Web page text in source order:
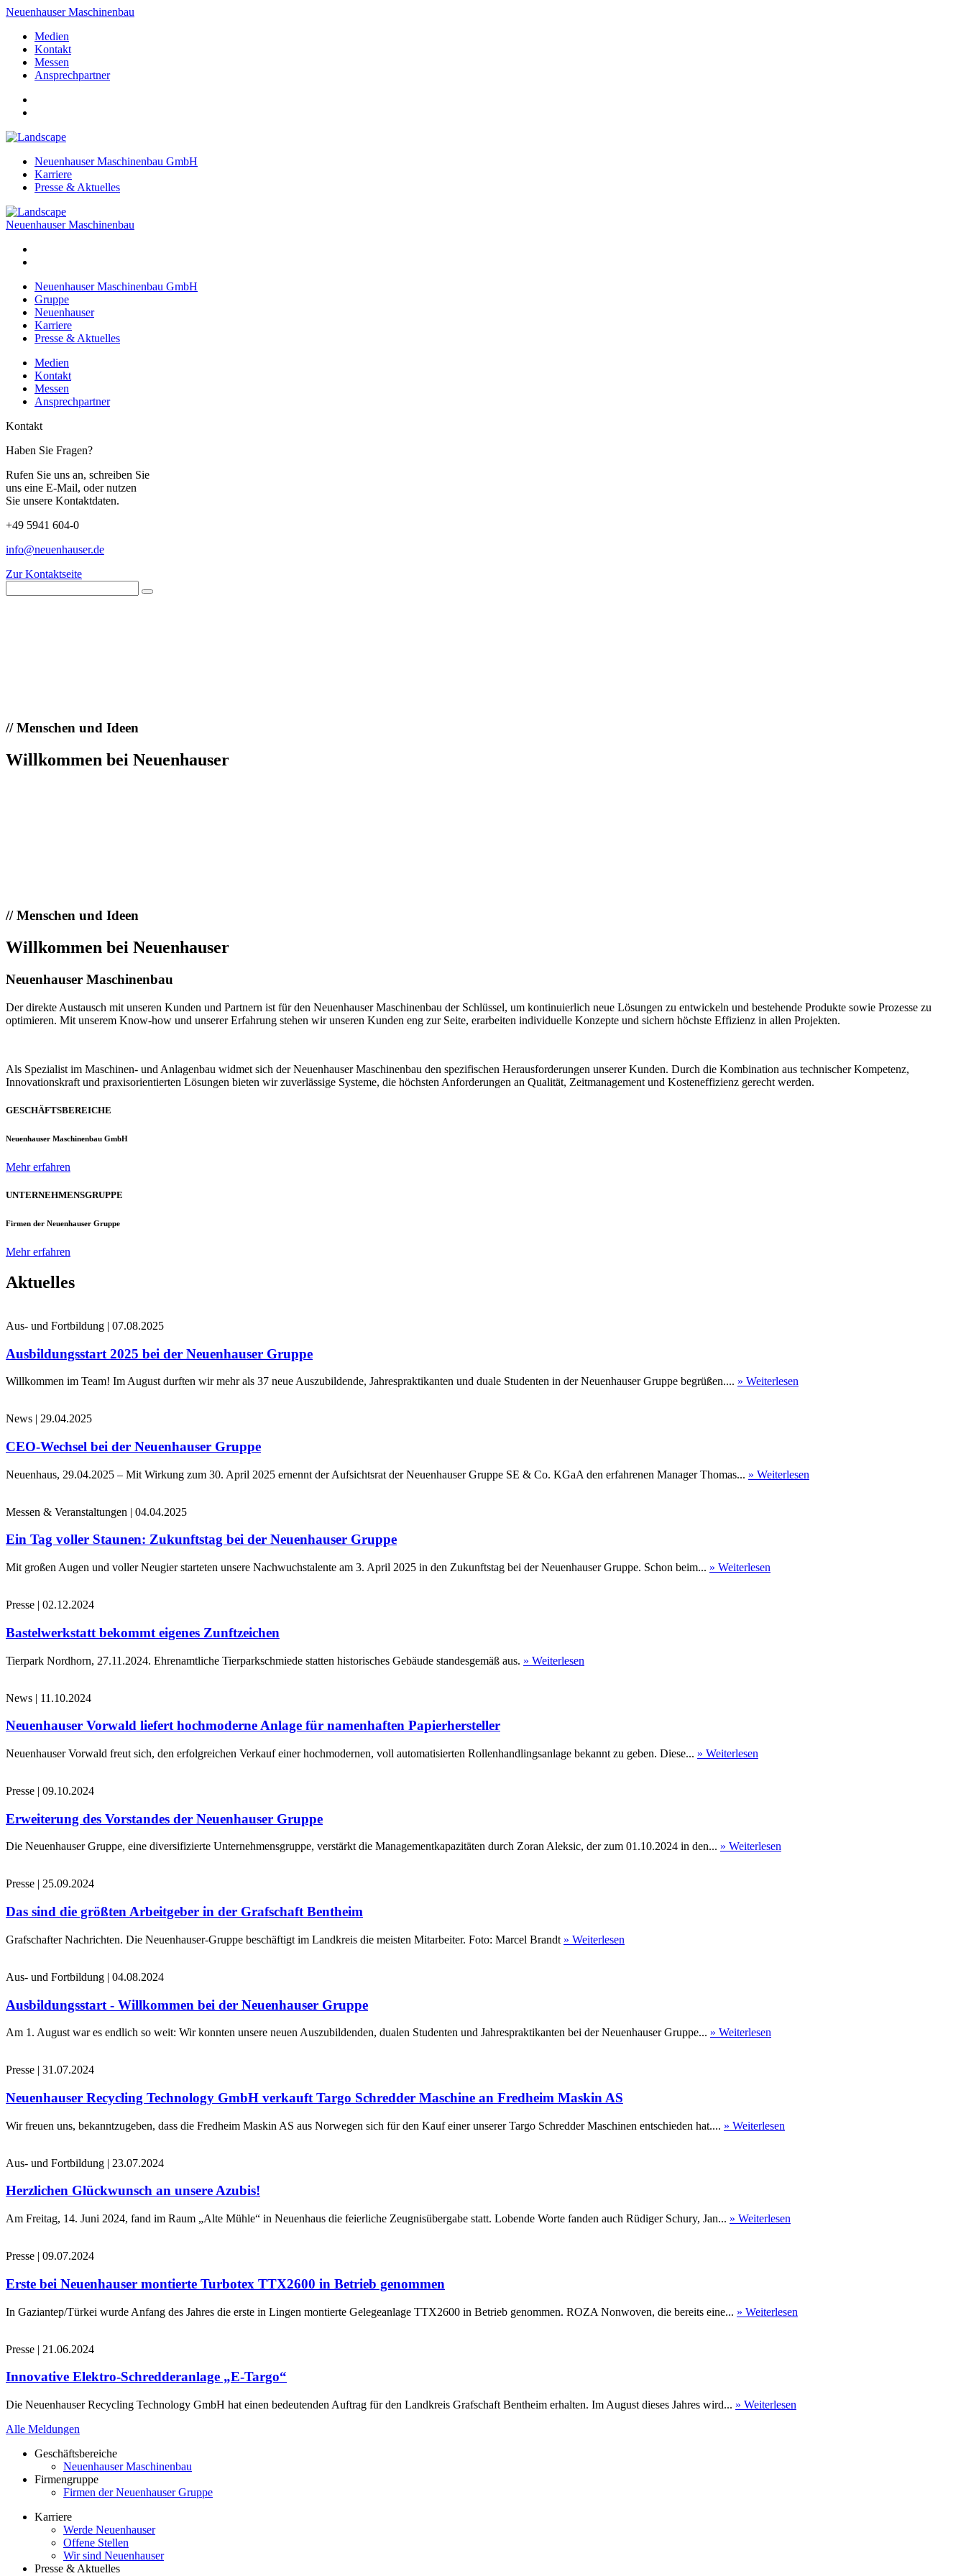
Neuenhauser Maschinenbau
Medien
Kontakt
Messen
Ansprechpartner
Neuenhauser Maschinenbau GmbH
Karriere
Presse & Aktuelles
Neuenhauser Maschinenbau
Neuenhauser Maschinenbau GmbH
Gruppe
Neuenhauser
Karriere
Presse & Aktuelles
Medien
Kontakt
Messen
Ansprechpartner
Kontakt
Haben Sie Fragen?
Rufen Sie uns an, schreiben Sie
uns eine E-Mail, oder nutzen
Sie unsere Kontaktdaten.
+49 5941 604-0
info@neuenhauser.de
Zur Kontaktseite
//Menschen und Ideen
Willkommen bei Neuenhauser
//Menschen und Ideen
Willkommen bei Neuenhauser
Neuenhauser Maschinenbau
Der direkte Austausch mit unseren Kunden und Partnern ist für den Neuenhauser Maschinenbau der Schlüssel, um kontinuierlich neue Lösungen zu entwickeln und bestehende Produkte sowie Prozesse zu
optimieren. Mit unserem Know-how und unserer Erfahrung stehen wir unseren Kunden eng zur Seite, erarbeiten individuelle Konzepte und sichern höchste Effizienz in allen Projekten.
Als Spezialist im Maschinen- und Anlagenbau widmet sich der Neuenhauser Maschinenbau den spezifischen Herausforderungen unserer Kunden. Durch die Kombination aus technischer Kompetenz,
Innovationskraft und praxisorientierten Lösungen bieten wir zuverlässige Systeme, die höchsten Anforderungen an Qualität, Zeitmanagement und Kosteneffizienz gerecht werden.
GESCHÄFTSBEREICHE
Neuenhauser Maschinenbau GmbH
Mehr erfahren
UNTERNEHMENSGRUPPE
Firmen der Neuenhauser Gruppe
Mehr erfahren
Aktuelles
Aus- und Fortbildung | 07.08.2025
Ausbildungsstart 2025 bei der Neuenhauser Gruppe
Willkommen im Team! Im August durften wir mehr als 37 neue Auszubildende, Jahrespraktikanten und duale Studenten in der Neuenhauser Gruppe begrüßen.... » Weiterlesen
News | 29.04.2025
CEO-Wechsel bei der Neuenhauser Gruppe
Neuenhaus, 29.04.2025 – Mit Wirkung zum 30. April 2025 ernennt der Aufsichtsrat der Neuenhauser Gruppe SE & Co. KGaA den erfahrenen Manager Thomas... » Weiterlesen
Messen & Veranstaltungen | 04.04.2025
Ein Tag voller Staunen: Zukunftstag bei der Neuenhauser Gruppe
Mit großen Augen und voller Neugier starteten unsere Nachwuchstalente am 3. April 2025 in den Zukunftstag bei der Neuenhauser Gruppe. Schon beim... » Weiterlesen
Presse | 02.12.2024
Bastelwerkstatt bekommt eigenes Zunftzeichen
Tierpark Nordhorn, 27.11.2024. Ehrenamtliche Tierparkschmiede statten historisches Gebäude standesgemäß aus. » Weiterlesen
News | 11.10.2024
Neuenhauser Vorwald liefert hochmoderne Anlage für namenhaften Papierhersteller
Neuenhauser Vorwald freut sich, den erfolgreichen Verkauf einer hochmodernen, voll automatisierten Rollenhandlingsanlage bekannt zu geben. Diese... » Weiterlesen
Presse | 09.10.2024
Erweiterung des Vorstandes der Neuenhauser Gruppe
Die Neuenhauser Gruppe, eine diversifizierte Unternehmensgruppe, verstärkt die Managementkapazitäten durch Zoran Aleksic, der zum 01.10.2024 in den... » Weiterlesen
Presse | 25.09.2024
Das sind die größten Arbeitgeber in der Grafschaft Bentheim
Grafschafter Nachrichten. Die Neuenhauser-Gruppe beschäftigt im Landkreis die meisten Mitarbeiter. Foto: Marcel Brandt » Weiterlesen
Aus- und Fortbildung | 04.08.2024
Ausbildungsstart - Willkommen bei der Neuenhauser Gruppe
Am 1. August war es endlich so weit: Wir konnten unsere neuen Auszubildenden, dualen Studenten und Jahrespraktikanten bei der Neuenhauser Gruppe... » Weiterlesen
Presse | 31.07.2024
Neuenhauser Recycling Technology GmbH verkauft Targo Schredder Maschine an Fredheim Maskin AS
Wir freuen uns, bekanntzugeben, dass die Fredheim Maskin AS aus Norwegen sich für den Kauf einer unserer Targo Schredder Maschinen entschieden hat.... » Weiterlesen
Aus- und Fortbildung | 23.07.2024
Herzlichen Glückwunsch an unsere Azubis!
Am Freitag, 14. Juni 2024, fand im Raum „Alte Mühle“ in Neuenhaus die feierliche Zeugnisübergabe statt. Lobende Worte fanden auch Rüdiger Schury, Jan... » Weiterlesen
Presse | 09.07.2024
Erste bei Neuenhauser montierte Turbotex TTX2600 in Betrieb genommen
In Gaziantep/Türkei wurde Anfang des Jahres die erste in Lingen montierte Gelegeanlage TTX2600 in Betrieb genommen. ROZA Nonwoven, die bereits eine... » Weiterlesen
Presse | 21.06.2024
Innovative Elektro-Schredderanlage „E-Targo“
Die Neuenhauser Recycling Technology GmbH hat einen bedeutenden Auftrag für den Landkreis Grafschaft Bentheim erhalten. Im August dieses Jahres wird... » Weiterlesen
Alle Meldungen
Geschäftsbereiche
Neuenhauser Maschinenbau
Firmengruppe
Firmen der Neuenhauser Gruppe
Karriere
Werde Neuenhauser
Offene Stellen
Wir sind Neuenhauser
Presse & Aktuelles